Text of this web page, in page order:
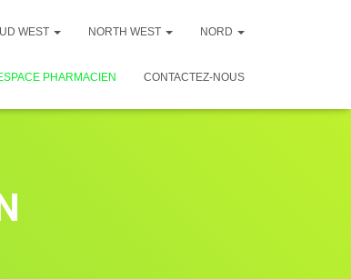
WEST NORTH WEST NORD
PHARMACIEN CONTACTEZ-NOUS